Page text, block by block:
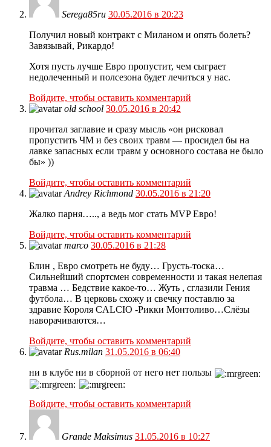
Serega85ru 30.05.2016 в 20:23
Получил новый контракт с Миланом и опять болеть?
Завязывай, Рикардо!
Хотя пусть лучше Евро пропустит, чем сыграет
недолеченный и полсезона будет лечиться у нас.
Войдите, чтобы оставить комментарий
old school 30.05.2016 в 20:42
прочитал заглавие и сразу мысль «он рисковал
пропустить ЧМ и без своих травм — просидел бы на
лавке запасных если травм у основного состава не было
бы» ))
Войдите, чтобы оставить комментарий
Andrey Richmond 30.05.2016 в 21:20
Жалко парня….., а ведь мог стать MVP Евро!
Войдите, чтобы оставить комментарий
marco 30.05.2016 в 21:28
Блин , Евро смотреть не буду… Грусть-тоска…
Сильнейший спортсмен современности и такая нелепая
травма … Бедствие какое-то… Жуть , сглазили Гения
футбола… В церковь схожу и свечку поставлю за
здравие Короля CALCIO -Рикки Монтоливо…Слёзы
наворачиваются…
Войдите, чтобы оставить комментарий
Rus.milan 31.05.2016 в 06:40
ни в клубе ни в сборной от него нет пользы
Войдите, чтобы оставить комментарий
Grande Maksimus 31.05.2016 в 10:27